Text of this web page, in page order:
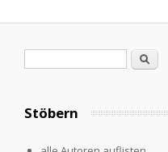
Search
Stöbern